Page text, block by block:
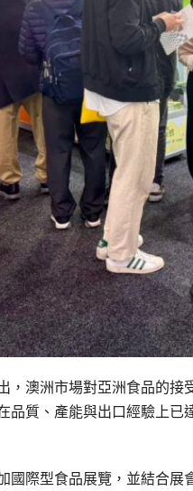
，澳洲市場對亞洲食品的
品質、產能與出口經驗上
國際型食品展覽，並結合展